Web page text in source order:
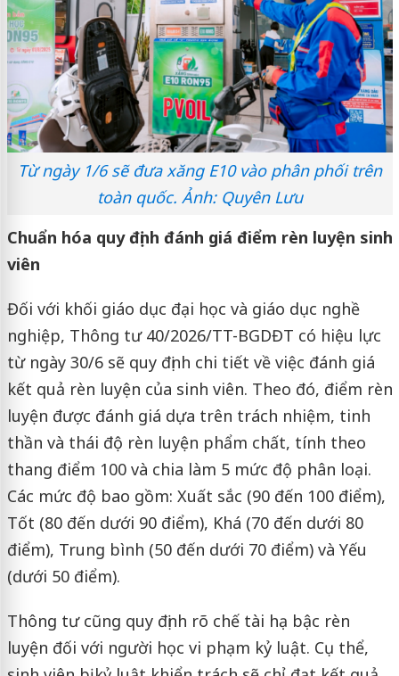
Từ ngày 1/6 sẽ đưa xăng E10 vào phân phối trên
toàn quốc. Ảnh: Quyên Lưu
Chuẩn hóa quy định đánh giá điểm rèn luyện sinh
viên
Đối với khối giáo dục đại học và giáo dục nghề
nghiệp, Thông tư 40/2026/TT-BGDĐT có hiệu lực
từ ngày 30/6 sẽ quy định chi tiết về việc đánh giá
kết quả rèn luyện của sinh viên. Theo đó, điểm rèn
luyện được đánh giá dựa trên trách nhiệm, tinh
thần và thái độ rèn luyện phẩm chất, tính theo
thang điểm 100 và chia làm 5 mức độ phân loại.
Các mức độ bao gồm: Xuất sắc (90 đến 100 điểm),
Tốt (80 đến dưới 90 điểm), Khá (70 đến dưới 80
điểm), Trung bình (50 đến dưới 70 điểm) và Yếu
(dưới 50 điểm).
Thông tư cũng quy định rõ chế tài hạ bậc rèn
luyện đối với người học vi phạm kỷ luật. Cụ thể,